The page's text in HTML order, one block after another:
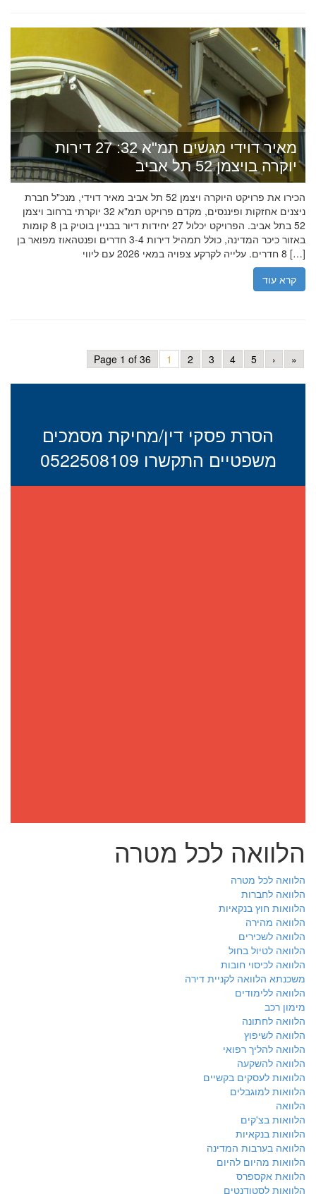
מאיר דוידי מגשים תמ"א 32: 27 דירות
יוקרה בויצמן 52 תל אביב
הכירו את פרויקט היוקרה ויצמן 52 תל אביב מאיר דוידי, מנכ"ל חברת
ניצנים אחזקות ופיננסים, מקדם פרויקט תמ"א 32 יוקרתי ברחוב ויצמן
52 בתל אביב. הפרויקט יכלול 27 יחידות דיור בבניין בוטיק בן 8 קומות
באזור כיכר המדינה, כולל תמהיל דירות 3-4 חדרים ופנטהאוז מפואר בן
8 חדרים. עלייה לקרקע צפויה במאי 2026 עם ליווי […]
קרא עוד
Page 1 of 36 1 2 3 4 5 › »
הסרת פסקי דין/מחיקת מסמכים
משפטיים התקשרו 0522508109
הלוואה לכל מטרה
הלוואה לכל מטרה
הלוואה לחברות
הלוואות חוץ בנקאיות
הלוואה מהירה
הלוואה לשכירים
הלוואה לטיול בחול
הלוואה לכיסוי חובות
משכנתא הלוואה לקניית דירה
הלוואה ללימודים
מימון רכב
הלוואה לחתונה
הלוואה לשיפוץ
הלוואה להליך רפואי
הלוואה להשקעה
הלוואות לעסקים בקשיים
הלוואות למוגבלים
הלוואה
הלוואות בצ'קים
הלוואות בנקאיות
הלוואה בערבות המדינה
הלוואות מהיום להיום
הלוואת אקספרס
הלוואות לסטודנטים